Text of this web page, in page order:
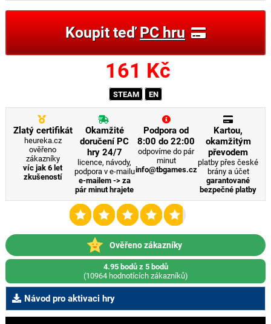
Koupit teďPC hru
161 Kč
STEAM EN
Zlatý certifikát
heureka.cz
ověřeno
zákazníky
víc jak 6 let
zkušeností
Okamžité
doručení PC
hry 24/7
licence, návody,
podpora v e-mailu
e-mailem -> za
pár minut hrajete
Podpora od
8:00 do 22:00
odpovíme do pár
minut
info@tbgames.cz
Kartou,
okamžitým
převodem
platby přes české
brány a účet
garantované
bezpečné platby
Ověřeno zákazníky
4.95 bodů z 5 bodů
(10964 hodnotících zákazníků)
Návod pro aktivaci hry